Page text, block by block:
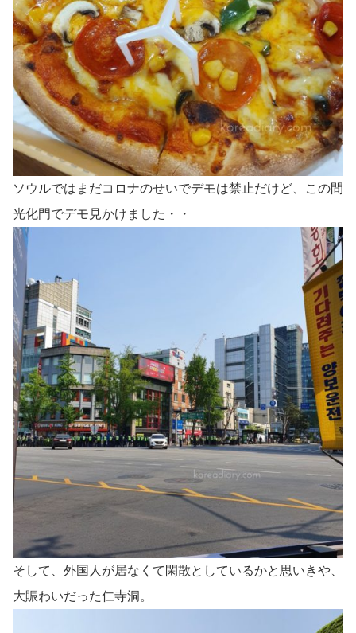
ソウルではまだコロナのせいでデモは禁止だけど、この間
光化門でデモ見かけました・・
そして、外国人が居なくて閑散としているかと思いきや、
大賑わいだった仁寺洞。